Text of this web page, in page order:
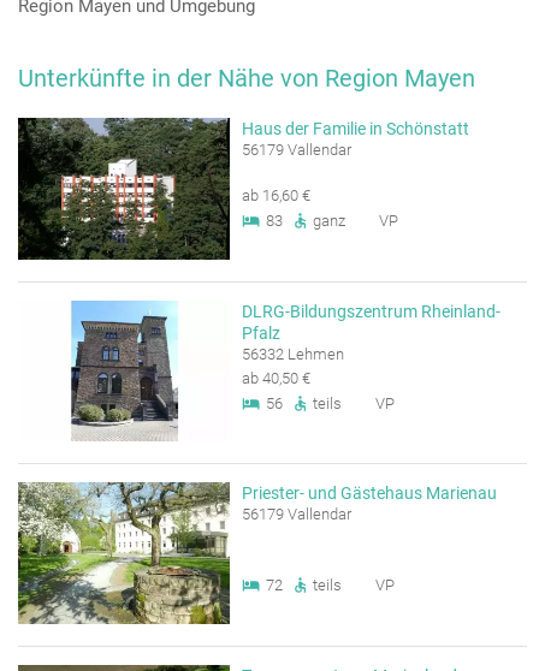
Region Mayen und Umgebung
Unterkünfte in der Nähe von Region Mayen
Haus der Familie in Schönstatt
56179 Vallendar
ab 16,60 €
83
ganz VP
DLRG-Bildungszentrum Rheinland-
Pfalz
56332 Lehmen
ab 40,50 €
56
teils VP
Priester- und Gästehaus Marienau
56179 Vallendar
72 teils VP